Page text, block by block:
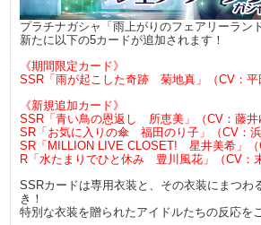
プラチナガシャ「雨上がりのフェアリーラン
新たに以下の5カードが追加されます！
《期間限定カード》
SSR「雨が起こした奇跡 菊地真」（CV：平
《新規追加カード》
SSR「青い鳥の恩返し 所恵美」（CV：藤井
SR「お気に入りの傘 福田のり子」（CV：浜
SR「MILLION LIVE CLOSET! 星井美希」（
R「水たまりでひと休み 豊川風花」（CV：
SSRカードは専用衣装と、その衣装にまつわ
き！
特別な衣装を贈られたアイドルたちの反応を